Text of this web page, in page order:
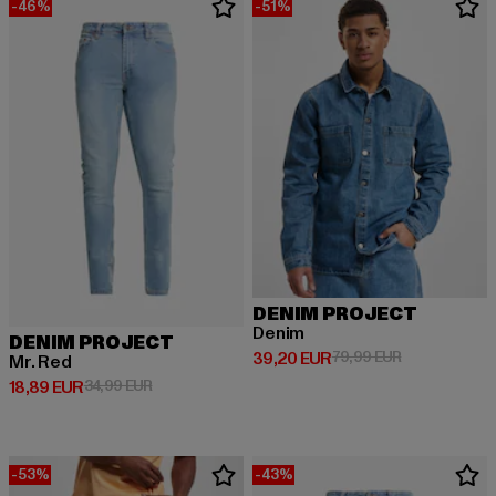
-46%
DENIM PROJECT
Mr. Red
18,89 EUR
Derzeitiger Preis: 18,89 EUR
34,99 EURAktionspreis: 34,99 EUR
-51%
DENIM PROJECT
Denim
39,20 EUR
Derzeitiger Preis: 39,20 EUR
79,99 EURAktionspreis:
-53% -43%